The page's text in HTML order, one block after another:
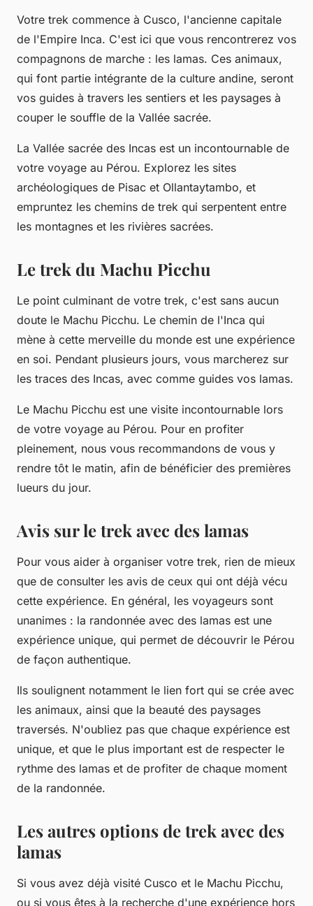
Votre trek commence à Cusco, l'ancienne capitale
de l'Empire Inca. C'est ici que vous rencontrerez vos
compagnons de marche : les lamas. Ces animaux,
qui font partie intégrante de la culture andine, seront
vos guides à travers les sentiers et les paysages à
couper le souffle de la Vallée sacrée.
La Vallée sacrée des Incas est un incontournable de
votre voyage au Pérou. Explorez les sites
archéologiques de Pisac et Ollantaytambo, et
empruntez les chemins de trek qui serpentent entre
les montagnes et les rivières sacrées.
Le trek du Machu Picchu
Le point culminant de votre trek, c'est sans aucun
doute le Machu Picchu. Le chemin de l'Inca qui
mène à cette merveille du monde est une expérience
en soi. Pendant plusieurs jours, vous marcherez sur
les traces des Incas, avec comme guides vos lamas.
Le Machu Picchu est une visite incontournable lors
de votre voyage au Pérou. Pour en profiter
pleinement, nous vous recommandons de vous y
rendre tôt le matin, afin de bénéficier des premières
lueurs du jour.
Avis sur le trek avec des lamas
Pour vous aider à organiser votre trek, rien de mieux
que de consulter les avis de ceux qui ont déjà vécu
cette expérience. En général, les voyageurs sont
unanimes : la randonnée avec des lamas est une
expérience unique, qui permet de découvrir le Pérou
de façon authentique.
Ils soulignent notamment le lien fort qui se crée avec
les animaux, ainsi que la beauté des paysages
traversés. N'oubliez pas que chaque expérience est
unique, et que le plus important est de respecter le
rythme des lamas et de profiter de chaque moment
de la randonnée.
Les autres options de trek avec des
lamas
Si vous avez déjà visité Cusco et le Machu Picchu,
ou si vous êtes à la recherche d'une expérience hors